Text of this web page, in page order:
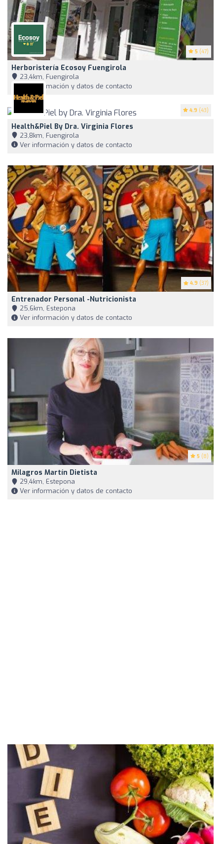
5 (47)
Herboristería Ecosoy Fuengirola
23,4km, Fuengirola
Ver información y datos de contacto
4.9 (43)
Health&Piel By Dra. Virginia Flores
23,8km, Fuengirola
Ver información y datos de contacto
4.9 (37)
Entrenador Personal -Nutricionista
25,6km, Estepona
Ver información y datos de contacto
5 (8)
Milagros Martín Dietista
29,4km, Estepona
Ver información y datos de contacto